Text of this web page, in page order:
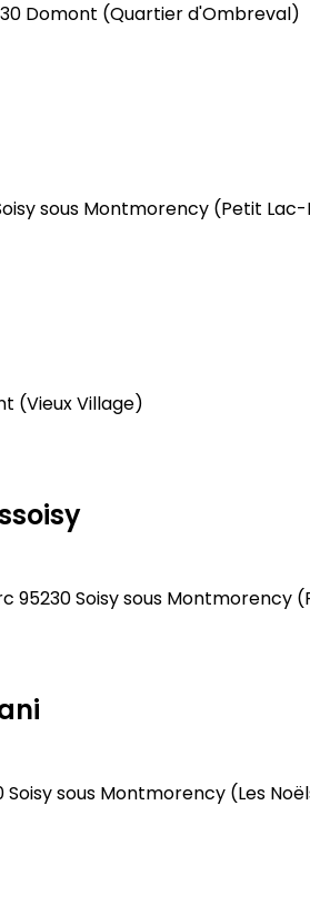
Domont (Quartier d'Ombreval)
sous Montmorency (Petit
(Vieux Village)
95230 Soisy sous Montmorency
Soisy sous Montmorency (Les